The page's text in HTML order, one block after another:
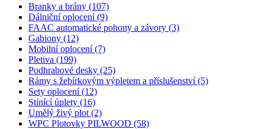
Branky a brány (107)
Dálniční oplocení (9)
FAAC automatické pohony a závory (3)
Gabiony (12)
Mobilní oplocení (7)
Pletiva (199)
Podhrabové desky (25)
Rámy s žebírkovým výpletem a příslušenství (5)
Sety oplocení (12)
Stínící úplety (16)
Umělý živý plot (2)
WPC Plotovky PILWOOD (58)